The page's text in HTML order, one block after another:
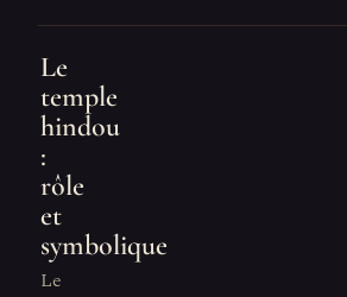
Le
temple
hindou
:
rôle
et
symbolique
Le